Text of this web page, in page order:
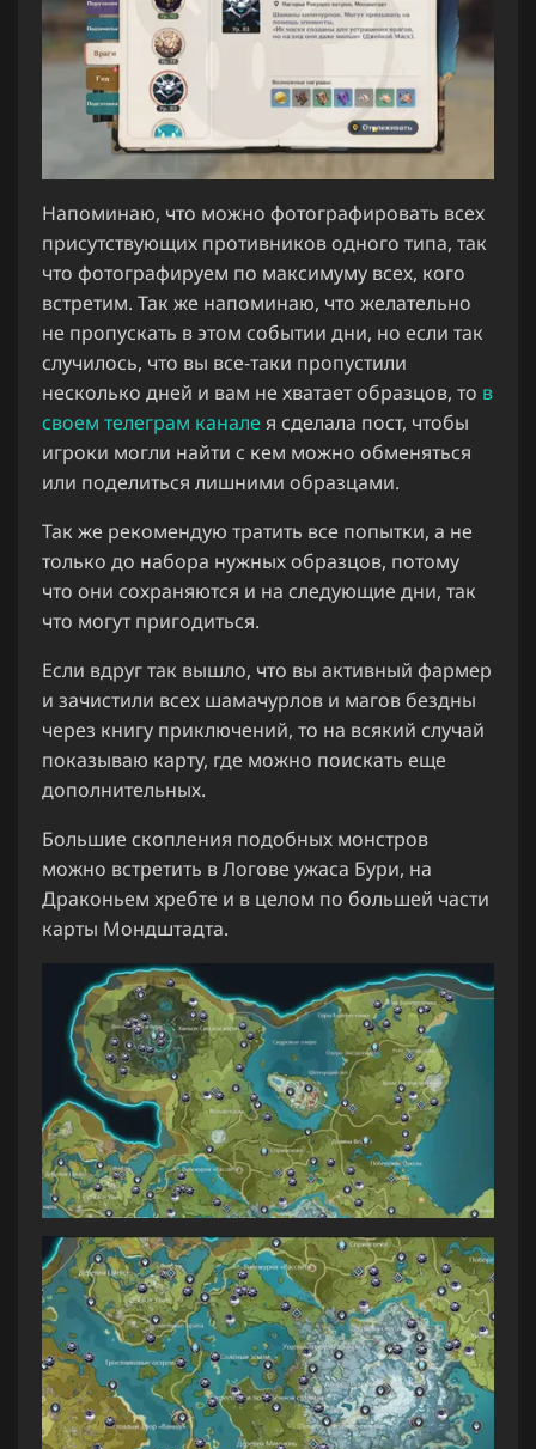
Напоминаю, что можно фотографировать всех
присутствующих противников одного типа, так
что фотографируем по максимуму всех, кого
встретим. Так же напоминаю, что желательно
не пропускать в этом событии дни, но если так
случилось, что вы все-таки пропустили
несколько дней и вам не хватает образцов, то в
своем телеграм канале я сделала пост, чтобы
игроки могли найти с кем можно обменяться
или поделиться лишними образцами.
Так же рекомендую тратить все попытки, а не
только до набора нужных образцов, потому
что они сохраняются и на следующие дни, так
что могут пригодиться.
Если вдруг так вышло, что вы активный фармер
и зачистили всех шамачурлов и магов бездны
через книгу приключений, то на всякий случай
показываю карту, где можно поискать еще
дополнительных.
Большие скопления подобных монстров
можно встретить в Логове ужаса Бури, на
Драконьем хребте и в целом по большей части
карты Мондштадта.